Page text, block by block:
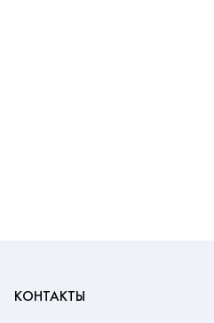
КОНТАКТЫ